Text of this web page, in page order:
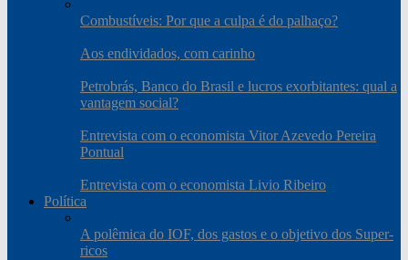
Combustíveis: Por que a culpa é do palhaço?
Aos endividados, com carinho
Petrobrás, Banco do Brasil e lucros exorbitantes: qual a
vantagem social?
Entrevista com o economista Vitor Azevedo Pereira
Pontual
Entrevista com o economista Livio Ribeiro
Política
A polêmica do IOF, dos gastos e o objetivo dos Super-
ricos